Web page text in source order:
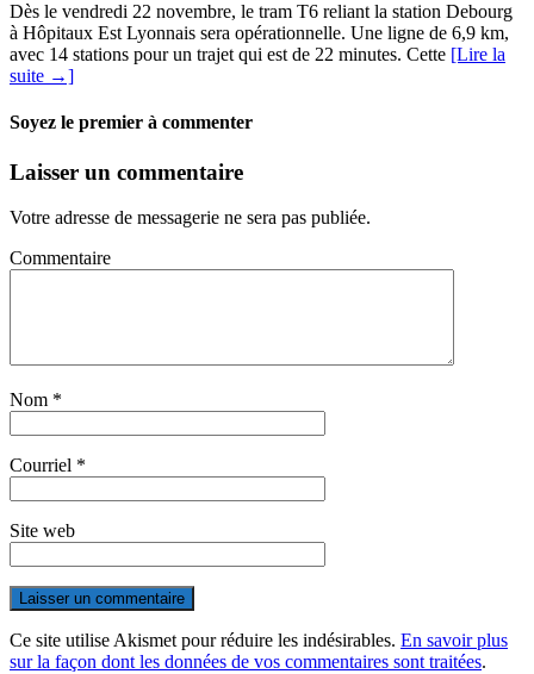
Dès le vendredi 22 novembre, le tram T6 reliant la station Debourg
à Hôpitaux Est Lyonnais sera opérationnelle. Une ligne de 6,9 km,
avec 14 stations pour un trajet qui est de 22 minutes. Cette [Lire la
suite →]
Soyez le premier à commenter
Laisser un commentaire
Votre adresse de messagerie ne sera pas publiée.
Commentaire
Nom *
Courriel *
Site web
Ce site utilise Akismet pour réduire les indésirables. En savoir plus
sur la façon dont les données de vos commentaires sont traitées.